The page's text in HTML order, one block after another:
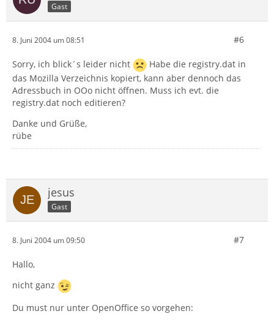
Gast
8. Juni 2004 um 08:51 #6
Sorry, ich blick´s leider nicht
Habe die registry.dat in
das Mozilla Verzeichnis kopiert, kann aber dennoch das
Adressbuch in OOo nicht öffnen. Muss ich evt. die
registry.dat noch editieren?
Danke und Grüße,
rübe
jesus
Gast
8. Juni 2004 um 09:50 #7
Hallo,
nicht ganz
Du must nur unter OpenOffice so vorgehen: